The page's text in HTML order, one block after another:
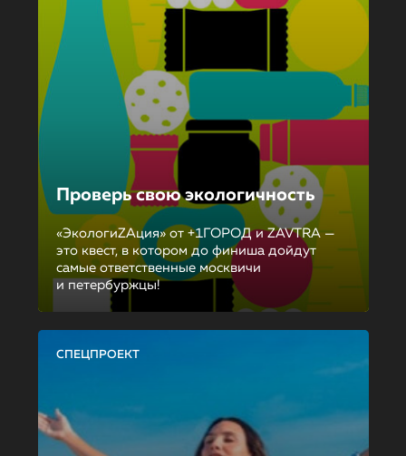
Проверь свою экологичность
«ЭкологиZAция» от +1ГОРОД и ZAVTRA —
это квест, в котором до финиша дойдут
самые ответственные москвичи
и петербуржцы!
СПЕЦПРОЕКТ